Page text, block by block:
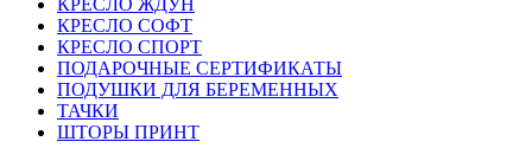
КРЕСЛО ЖДУН
КРЕСЛО СОФТ
КРЕСЛО СПОРТ
ПОДАРОЧНЫЕ СЕРТИФИКАТЫ
ПОДУШКИ ДЛЯ БЕРЕМЕННЫХ
ТАЧКИ
ШТОРЫ ПРИНТ